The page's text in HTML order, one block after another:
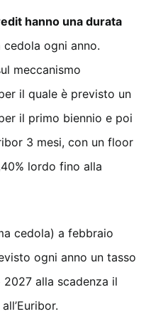
hanno una durata
cedola ogni anno.
meccanismo
il quale è previsto un
il primo biennio e poi
3 mesi, con un floor
lordo fino alla
cedola) a febbraio
ogni anno un tasso
alla scadenza il